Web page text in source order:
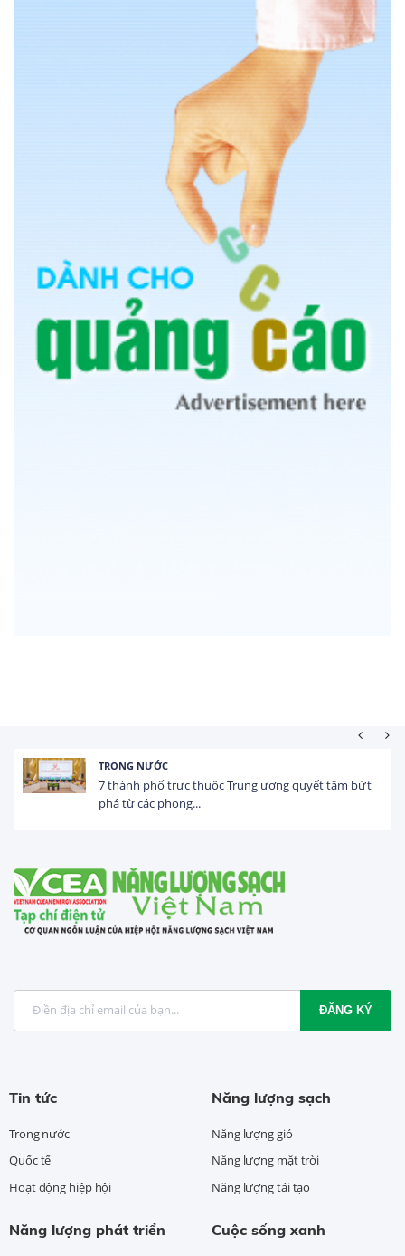
bứt
HOẠT ĐỘNG ĐẦU TƯ
Tổng vốn FDI đăng ký vào Việt Nam đạt gần
USD trong 5 tháng...
ĐĂNG KÝ
Tin tức
Trong nước
Quốc tế
Hoạt động hiệp hội
Năng lượng sạch
Năng lượng gió
Năng lượng mặt trời
Năng lượng tái tạo
Năng lượng phát triển Cuộc sống xanh